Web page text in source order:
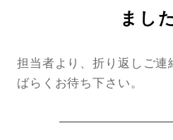
まし
担当者より、折り返しご連
ばらくお待ち下さい。